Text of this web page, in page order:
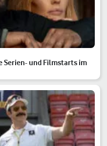
Serien- und Filmstarts im